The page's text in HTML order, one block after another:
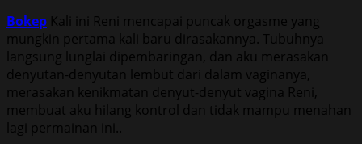
Bokep Kali ini Reni mencapai puncak orgasme yang
mungkin pertama kali baru dirasakannya. Tubuhnya
langsung lunglai dipembaringan, dan aku merasakan
denyutan-denyutan lembut dari dalam vaginanya,
merasakan kenikmatan denyut-denyut vagina Reni,
membuat aku hilang kontrol dan tidak mampu menahan
lagi permainan ini..